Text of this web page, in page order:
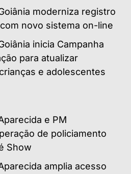
moderniza registro
novo sistema on-line
inicia Campanha
para atualizar
e adolescentes
e PM
de policiamento
Show
amplia acesso